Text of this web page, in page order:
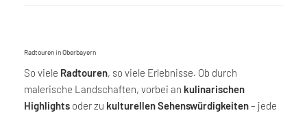
Radtouren in Oberbayern
So viele Radtouren, so viele Erlebnisse. Ob durch
malerische Landschaften, vorbei an kulinarischen
Highlights oder zu kulturellen Sehenswürdigkeiten– jede